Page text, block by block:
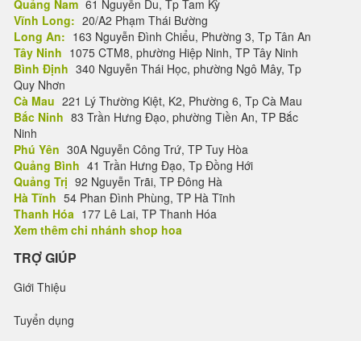
Quảng Nam 61 Nguyễn Du, Tp Tam Kỳ
Vĩnh Long: 20/A2 Phạm Thái Bường
Long An: 163 Nguyễn Đình Chiểu, Phường 3, Tp Tân An
Tây Ninh 1075 CTM8, phường Hiệp Ninh, TP Tây Ninh
Bình Định 340 Nguyễn Thái Học, phường Ngô Mây, Tp
Quy Nhơn
Cà Mau 221 Lý Thường Kiệt, K2, Phường 6, Tp Cà Mau
Bắc Ninh 83 Trần Hưng Đạo, phường Tiền An, TP Bắc
Ninh
Phú Yên 30A Nguyễn Công Trứ, TP Tuy Hòa
Quảng Bình 41 Trần Hưng Đạo, Tp Đồng Hới
Quảng Trị 92 Nguyễn Trãi, TP Đông Hà
Hà Tĩnh 54 Phan Đình Phùng, TP Hà Tĩnh
Thanh Hóa 177 Lê Lai, TP Thanh Hóa
Xem thêm chi nhánh shop hoa
TRỢ GIÚP
Giới Thiệu
Tuyển dụng